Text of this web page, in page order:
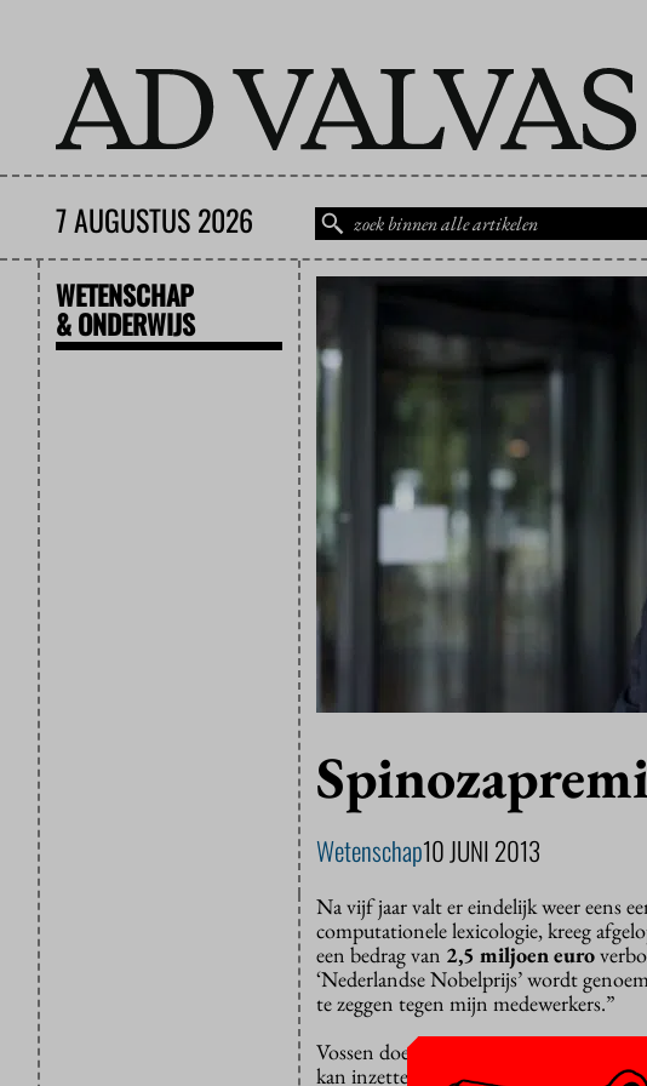
7 AUGUSTUS 2026
WETENSCHAP
& ONDERWIJS
Wetenschap10 JUNI 2013
Na vijf jaar valt er eindelijk weer eens
computationele lexicologie, kreeg
een bedrag van 2,5 miljoen euro
‘Nederlandse Nobelprijs’ wordt
te zeggen tegen mijn medewerkers.”
Vossen doet onderzoek naar de vraag
kan inzetten om talen en stukken taal